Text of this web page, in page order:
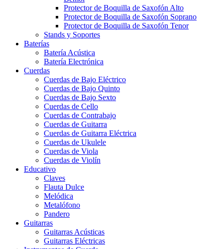
Protector de Boquilla de Saxofón Alto
Protector de Boquilla de Saxofón Soprano
Protector de Boquilla de Saxofón Tenor
Stands y Soportes
Baterías
Batería Acústica
Batería Electrónica
Cuerdas
Cuerdas de Bajo Eléctrico
Cuerdas de Bajo Quinto
Cuerdas de Bajo Sexto
Cuerdas de Cello
Cuerdas de Contrabajo
Cuerdas de Guitarra
Cuerdas de Guitarra Eléctrica
Cuerdas de Ukulele
Cuerdas de Viola
Cuerdas de Violín
Educativo
Claves
Flauta Dulce
Melódica
Metalófono
Pandero
Guitarras
Guitarras Acústicas
Guitarras Eléctricas